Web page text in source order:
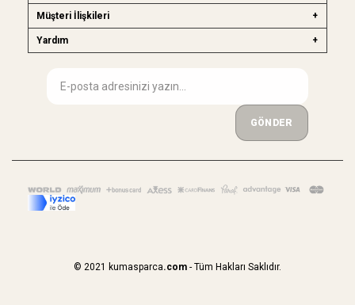
Müşteri İlişkileri
Yardım
GÖNDER
© 2021 kumasparca.com - Tüm Hakları Saklıdır.